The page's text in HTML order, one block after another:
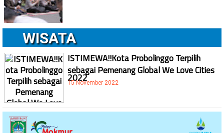
WISATA
ISTIMEWA!!Kota Probolinggo Terpilih
sebagai Pemenang Global We Love Cities
2022
15 November 2022